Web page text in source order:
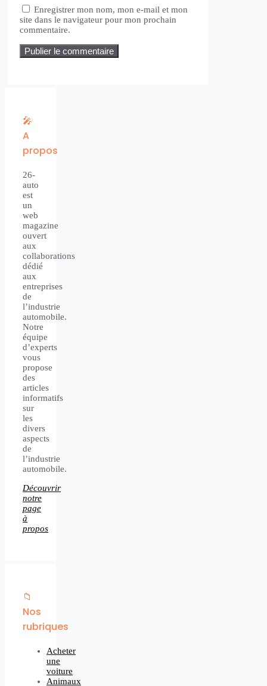
Enregistrer mon nom, mon e-mail et mon
site dans le navigateur pour mon prochain
commentaire.
🎤
A
propos
26-
auto
est
un
web
magazine
ouvert
aux
collaborations
dédié
aux
entreprises
de
l’industrie
automobile.
Notre
équipe
d’experts
vous
propose
des
articles
informatifs
sur
les
divers
aspects
de
l’industrie
automobile.
Découvrir
notre
page
à
propos
📁
Nos
rubriques
Acheter
une
voiture
Animaux